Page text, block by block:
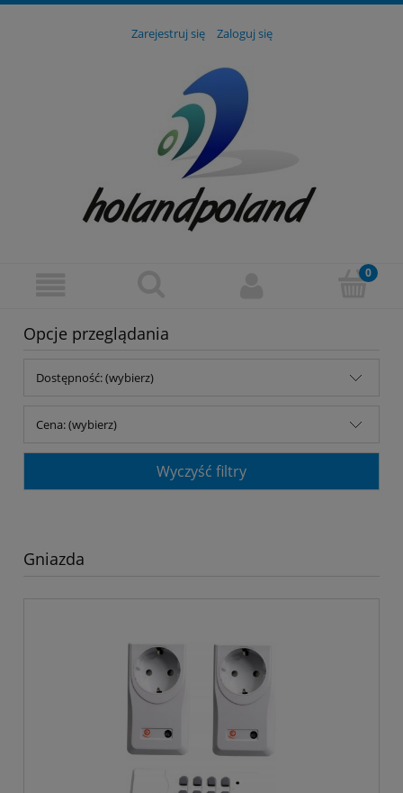
Zarejestruj się Zaloguj się
Opcje przeglądania
Dostępność: (wybierz)
Cena: (wybierz)
Wyczyść filtry
Gniazda